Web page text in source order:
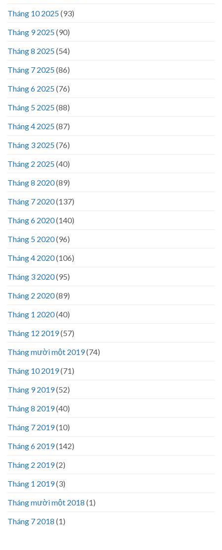
Tháng 10 2025(93)
Tháng 9 2025(90)
Tháng 8 2025(54)
Tháng 7 2025(86)
Tháng 6 2025(76)
Tháng 5 2025(88)
Tháng 4 2025(87)
Tháng 3 2025(76)
Tháng 2 2025(40)
Tháng 8 2020(89)
Tháng 7 2020(137)
Tháng 6 2020(140)
Tháng 5 2020(96)
Tháng 4 2020(106)
Tháng 3 2020(95)
Tháng 2 2020(89)
Tháng 1 2020(40)
Tháng 12 2019(57)
Tháng mười một 2019(74)
Tháng 10 2019(71)
Tháng 9 2019(52)
Tháng 8 2019(40)
Tháng 7 2019(10)
Tháng 6 2019(142)
Tháng 2 2019(2)
Tháng 1 2019(3)
Tháng mười một 2018 (1)
Tháng 7 2018 (1)